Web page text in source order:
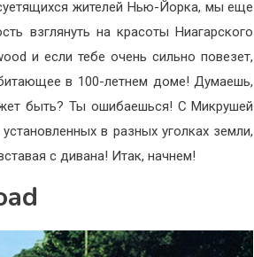
жителей Нью-Йорка, мы еще
взглянуть на красоты Ниагарского
и если тебе очень сильно повезет,
в 100-летнем доме! Думаешь,
быть? Ты ошибаешься! С Микрушей
в разных уголках земли,
с дивана! Итак, начнем!